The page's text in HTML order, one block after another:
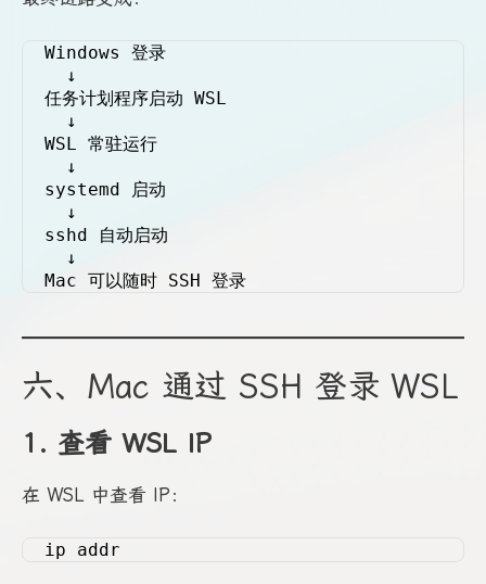
Windows 登录
  ↓
任务计划程序启动 WSL
  ↓
WSL 常驻运行
  ↓
systemd 启动
  ↓
sshd 自动启动
  ↓
Mac 可以随时 SSH 登录
六、Mac 通过 SSH 登录 WSL
1. 查看 WSL IP
在 WSL 中查看 IP：
ip addr